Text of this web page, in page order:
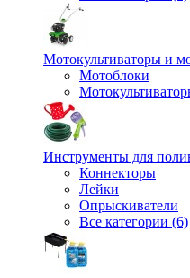
Мотокультиваторы и
Мотоблоки
Инструменты для
Коннекторы
Лейки
Опрыскиватели
Все категории (6)